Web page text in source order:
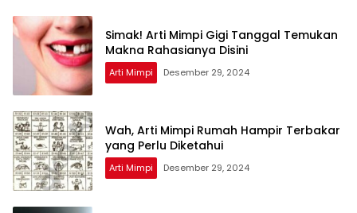
Simak! Arti Mimpi Gigi Tanggal Temukan
Makna Rahasianya Disini
Arti Mimpi Desember 29, 2024
Wah, Arti Mimpi Rumah Hampir Terbakar
yang Perlu Diketahui
Arti Mimpi Desember 29, 2024